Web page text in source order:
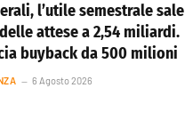
l’utile semestrale sale
attese a 2,54 miliardi.
buyback da 500 milioni
6 Agosto 2026